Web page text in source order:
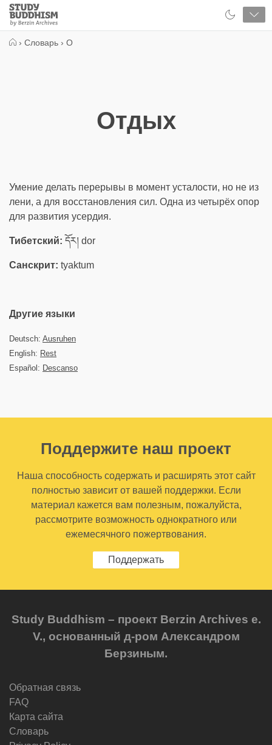
Close
Study
Buddhism
› Словарь › О
Отдых
Умение делать перерывы в момент усталости, но не из
лени, а для восстановления сил. Одна из четырёх опор
для развития усердия.
Тибетский: དོར། dor
Санскрит: tyaktum
Другие языки
Deutsch: Ausruhen
English: Rest
Español: Descanso
Поддержите наш проект
Наша способность содержать и расширять этот сайт
полностью зависит от вашей поддержки. Если
материал кажется вам полезным, пожалуйста,
рассмотрите возможность однократного или
ежемесячного пожертвования.
Поддержать
Study Buddhism – проект Berzin Archives e.
V., основанный д-ром Александром
Берзиным.
Обратная связь
FAQ
Карта сайта
Словарь